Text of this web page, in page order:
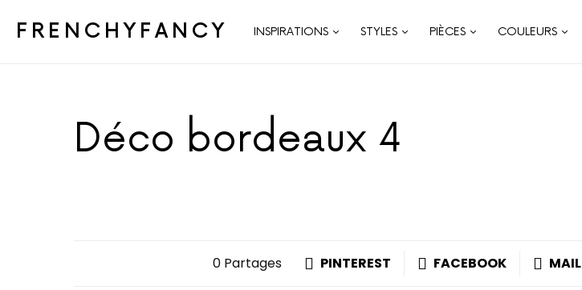
FRENCHYFANCY INSPIRATIONS STYLES PIÈCES COULEURS
Déco bordeaux 4
0 Partages PINTEREST FACEBOOK MAIL